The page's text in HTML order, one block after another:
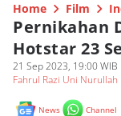
Home Film
Pernikahan
Hotstar 23
21 Sep 2023, 19:00 WIB
Fahrul Razi Uni Nurullah
News Channel